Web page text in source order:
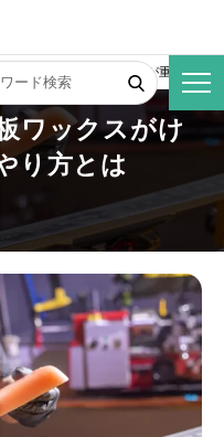
のスキー板ワックスがけが重要！そ
ワックスがけ
り方とは